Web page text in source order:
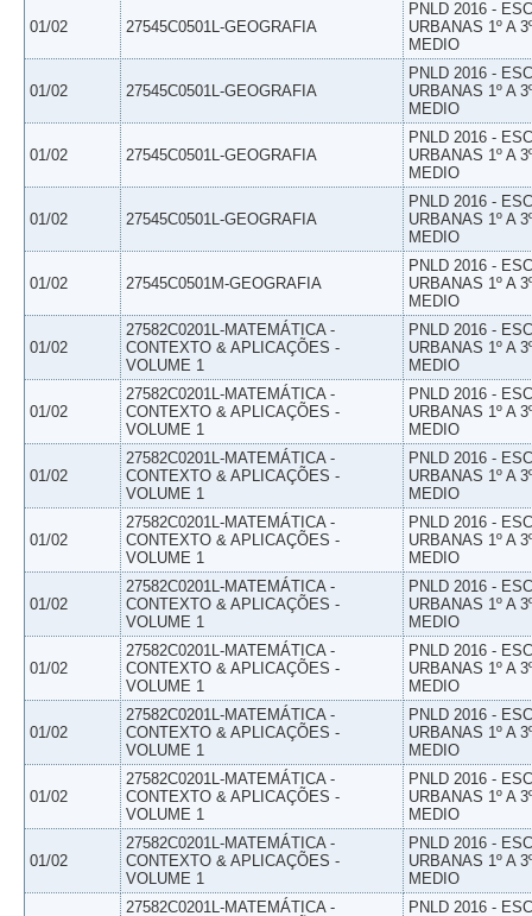
01/02 27545C0501L-GEOGRAFIA
PNLD 2016 -
URBANAS 1º A
MEDIO
01/02 27545C0501L-GEOGRAFIA
PNLD 2016 -
URBANAS 1º A
MEDIO
01/02 27545C0501L-GEOGRAFIA
PNLD 2016 -
URBANAS 1º A
MEDIO
01/02 27545C0501L-GEOGRAFIA
PNLD 2016 -
URBANAS 1º A
MEDIO
01/02 27545C0501M-GEOGRAFIA
PNLD 2016 -
URBANAS 1º A
MEDIO
01/02
27582C0201L-MATEMÁTICA -
CONTEXTO & APLICAÇÕES -
VOLUME 1
PNLD 2016 -
URBANAS 1º A
MEDIO
01/02
27582C0201L-MATEMÁTICA -
CONTEXTO & APLICAÇÕES -
VOLUME 1
PNLD 2016 -
URBANAS 1º A
MEDIO
01/02
27582C0201L-MATEMÁTICA -
CONTEXTO & APLICAÇÕES -
VOLUME 1
PNLD 2016 -
URBANAS 1º A
MEDIO
01/02
27582C0201L-MATEMÁTICA -
CONTEXTO & APLICAÇÕES -
VOLUME 1
PNLD 2016 -
URBANAS 1º A
MEDIO
01/02
27582C0201L-MATEMÁTICA -
CONTEXTO & APLICAÇÕES -
VOLUME 1
PNLD 2016 -
URBANAS 1º A
MEDIO
01/02
27582C0201L-MATEMÁTICA -
CONTEXTO & APLICAÇÕES -
VOLUME 1
PNLD 2016 -
URBANAS 1º A
MEDIO
01/02
27582C0201L-MATEMÁTICA -
CONTEXTO & APLICAÇÕES -
VOLUME 1
PNLD 2016 -
URBANAS 1º A
MEDIO
01/02
27582C0201L-MATEMÁTICA -
CONTEXTO & APLICAÇÕES -
VOLUME 1
PNLD 2016 -
URBANAS 1º A
MEDIO
01/02
27582C0201L-MATEMÁTICA -
CONTEXTO & APLICAÇÕES -
VOLUME 1
PNLD 2016 -
URBANAS 1º A
MEDIO
27582C0201L-MATEMÁTICA -
PNLD 2016 -